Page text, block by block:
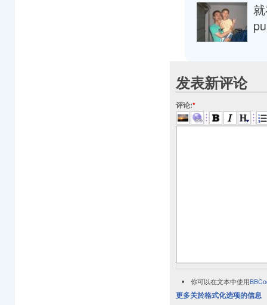
发表新评论
评论:*
你可以在文本中使用
更多关於格式化选项的信息